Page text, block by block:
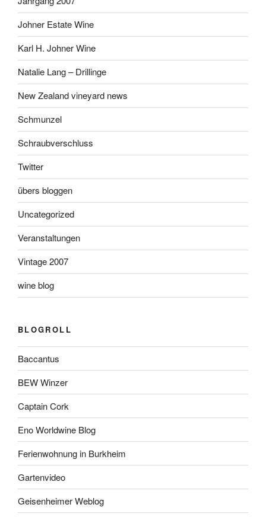
Johner Estate Wine
Karl H. Johner Wine
Natalie Lang – Drillinge
New Zealand vineyard news
Schmunzel
Schraubverschluss
Twitter
übers bloggen
Uncategorized
Veranstaltungen
Vintage 2007
wine blog
BLOGROLL
Baccantus
BEW Winzer
Captain Cork
Eno Worldwine Blog
Ferienwohnung in Burkheim
Gartenvideo
Geisenheimer Weblog